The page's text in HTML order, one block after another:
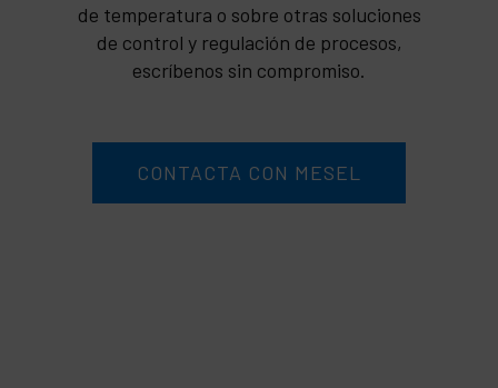
de temperatura o sobre otras soluciones
de control y regulación de procesos,
escríbenos sin compromiso.
CONTACTA CON MESEL